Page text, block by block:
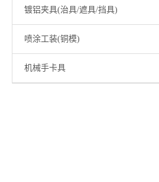
镀铝夹具(治具/遮具/挡具)
喷涂工装(铜模)
机械手卡具